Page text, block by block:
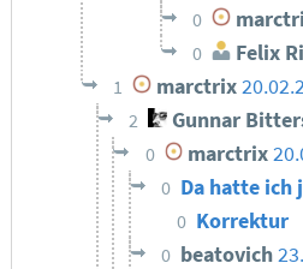
0
0 Felix
1 marctrix
2 Gunnar
0 marctrix
0 Da hatte
0 Korrektur
0 beatovich